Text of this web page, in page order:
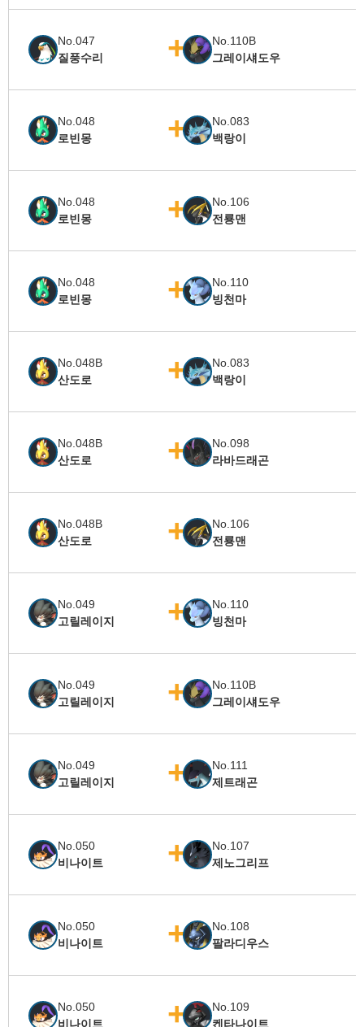
No.047
질풍수리
No.110B
그레이섀도우
No.048
로빈몽
No.083
백랑이
No.048
로빈몽
No.106
전룡맨
No.048
로빈몽
No.110
빙천마
No.048B
산도로
No.083
백랑이
No.048B
산도로
No.098
라바드래곤
No.048B
산도로
No.106
전룡맨
No.049
고릴레이지
No.110
빙천마
No.049
고릴레이지
No.110B
그레이섀도우
No.049
고릴레이지
No.111
제트래곤
No.050
비나이트
No.107
제노그리프
No.050
비나이트
No.108
팔라디우스
No.050
비나이트
No.109
켄타나이트